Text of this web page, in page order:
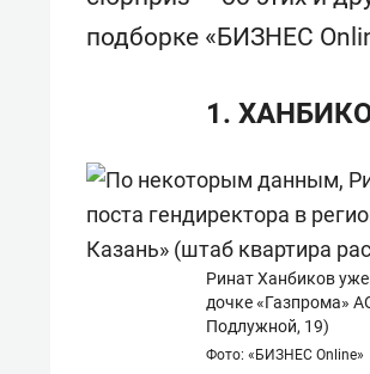
подборке «БИЗНЕС
1.
Ринат Ханбиков
дочке «Газпрома»
Подлужной, 19)
Фото: «БИЗНЕС Online»
свою сверхнагрузку
стрессом»